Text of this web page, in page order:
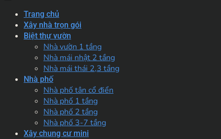
Trang chủ
Xây nhà trọn gói
Biệt thự vườn
Nhà vườn 1 tầng
Nhà mái nhật 2 tầng
Nhà mái thái 2,3 tầng
Nhà phố
Nhà phố tân cổ điển
Nhà phố 1 tầng
Nhà phố 2 tầng
Nhà phố 3-7 tầng
Xây chung cư mini